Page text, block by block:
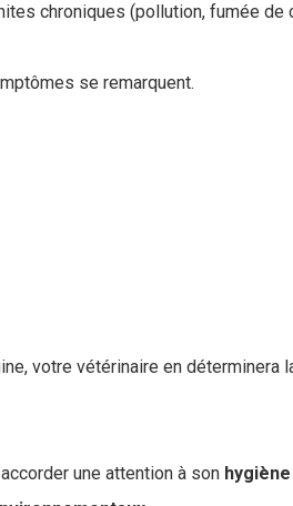
chroniques (pollution, fumée de
se remarquent.
votre vétérinaire en déterminera
une attention à son hygiène